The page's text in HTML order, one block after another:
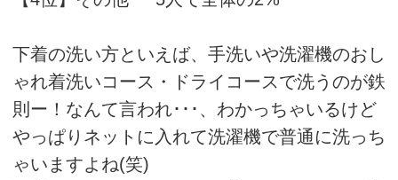
下着の洗い方といえば、手洗いや洗濯機のおし
ゃれ着洗いコース・ドライコースで洗うのが鉄
則ー！なんて言われ･･･、わかっちゃいるけど
やっぱりネットに入れて洗濯機で普通に洗っち
ゃいますよね(笑)